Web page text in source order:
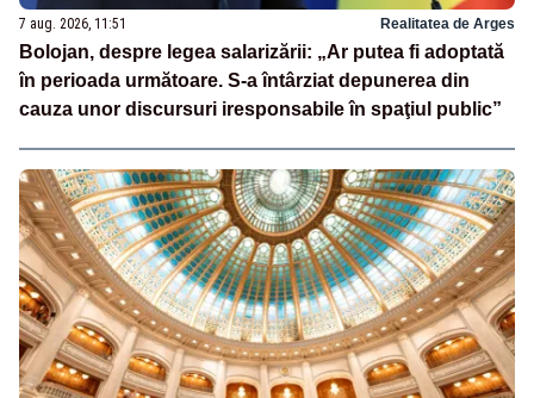
7 aug. 2026, 11:51 Realitatea de Arges
Bolojan, despre legea salarizării: „Ar putea fi adoptată
în perioada următoare. S-a întârziat depunerea din
cauza unor discursuri iresponsabile în spaţiul public”